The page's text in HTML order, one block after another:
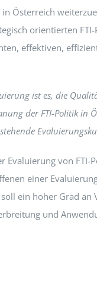
Österreich
orientierten FTI-
effektiven,
ist es, die
der FTI-Politik
von
einer
ein hoher Grad
und